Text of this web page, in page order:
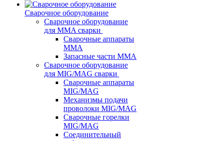
Сварочное оборудование
Сварочное оборудование
для MMA сварки
Сварочные аппараты
MMA
Запасные части MMA
Сварочное оборудование
для MIG/MAG сварки
Сварочные аппараты
MIG/MAG
Механизмы подачи
проволоки MIG/MAG
Сварочные горелки
MIG/MAG
Соединительный